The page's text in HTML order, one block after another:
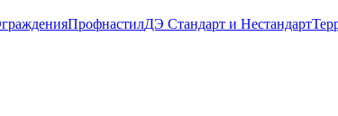
ПрофнастилДЭ Стандарт и Нестандарт